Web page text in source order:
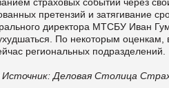
претензий и затягивание
директора МТСБУ Иван
По некоторым
региональных подразделений.
Источник: Деловая Столица